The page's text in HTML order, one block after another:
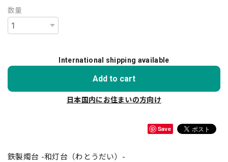
数量
International shipping available
Add to cart
日本国内にお住まいの方向け
Save
鉄製燭台 -和灯台（わとうだい）-